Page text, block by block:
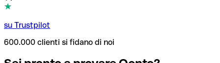
su Trustpilot
600.000 clienti si fidano di noi